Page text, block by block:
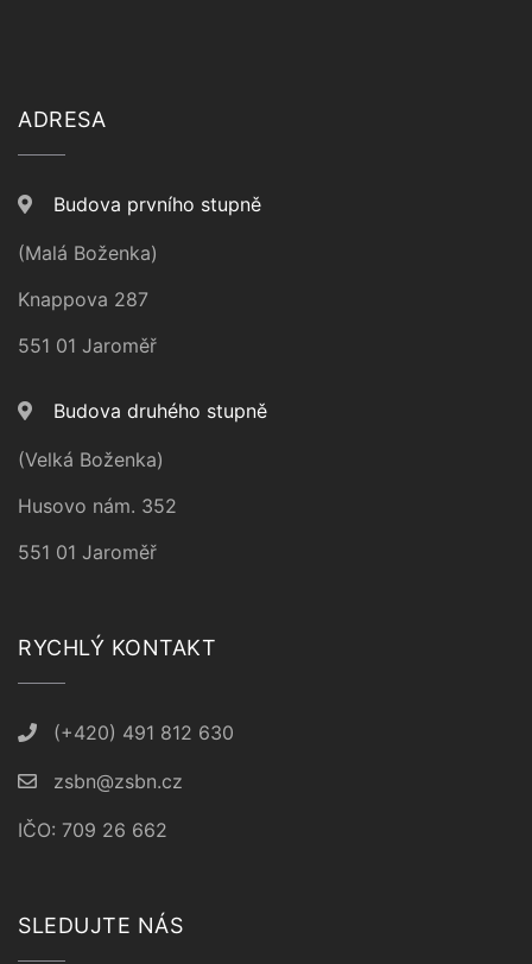
ADRESA
Budova prvního stupně
(Malá Boženka)
Knappova 287
551 01 Jaroměř
Budova druhého stupně
(Velká Boženka)
Husovo nám. 352
551 01 Jaroměř
RYCHLÝ KONTAKT
(+420) 491 812 630
zsbn@zsbn.cz
IČO: 709 26 662
SLEDUJTE NÁS